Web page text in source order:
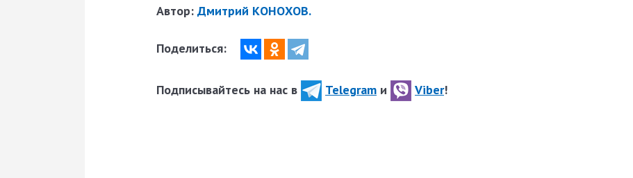
Автор: Дмитрий КОНОХОВ.
Поделиться:
Подписывайтесь на нас в Telegram и Viber!